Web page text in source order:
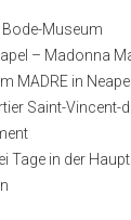
Bode-Museum
– Madonna
MADRE in Neapel
Saint-Vincent-
Tage in der